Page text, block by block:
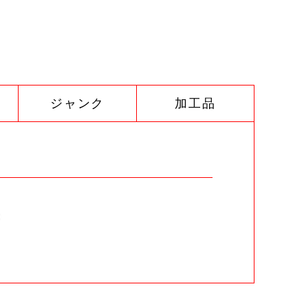
ジャンク 加工品